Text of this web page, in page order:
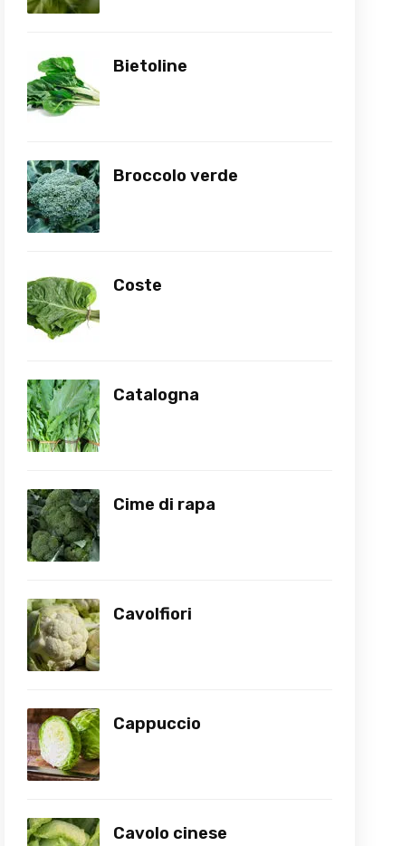
Bietoline
Broccolo verde
Coste
Catalogna
Cime di rapa
Cavolfiori
Cappuccio
Cavolo cinese